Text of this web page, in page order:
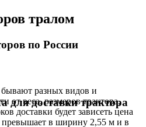
тралом
по России
разных видов и
от веса, размеров трактора,
доставки будет зависеть цена
превышает в ширину 2,55 м и в
для доставки трактора